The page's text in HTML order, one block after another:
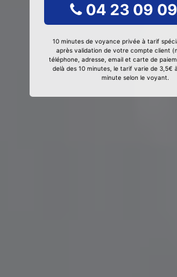
04 23 09
10 minutes de voyance privée à tarif
après validation de votre compte client
téléphone, adresse, email et carte de
delà des 10 minutes, le tarif varie de 3,5€
minute selon le voyant.